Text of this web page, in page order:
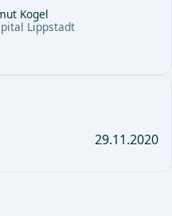
Kogel
Lippstadt
29.11.2020